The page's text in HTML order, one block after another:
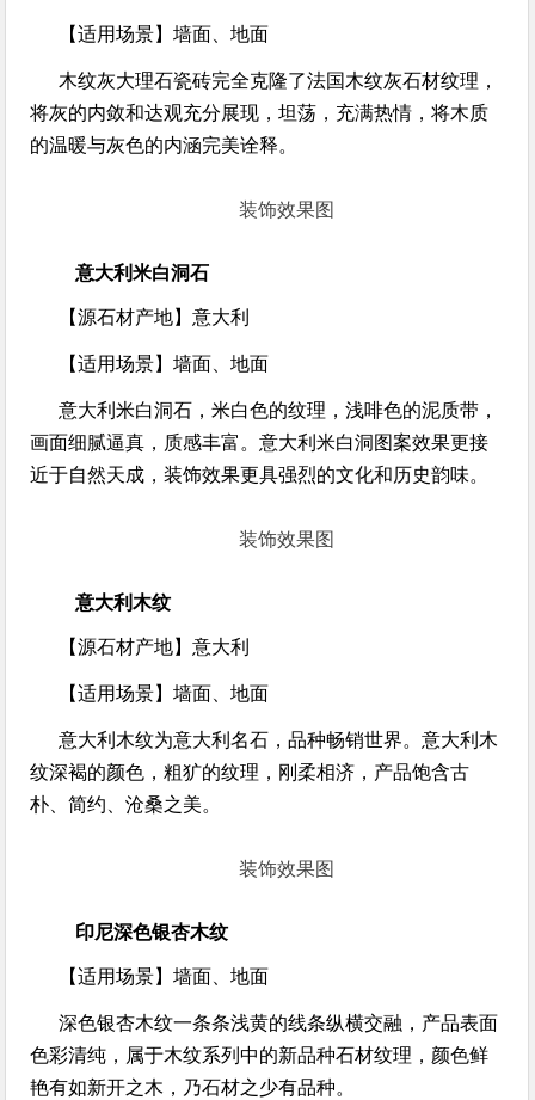
【适用场景】墙面、地面
木纹灰大理石瓷砖完全克隆了法国木纹灰石材纹理，
将灰的内敛和达观充分展现，坦荡，充满热情，将木质
的温暖与灰色的内涵完美诠释。
装饰效果图
意大利米白洞石
【源石材产地】意大利
【适用场景】墙面、地面
意大利米白洞石，米白色的纹理，浅啡色的泥质带，
画面细腻逼真，质感丰富。意大利米白洞图案效果更接
近于自然天成，装饰效果更具强烈的文化和历史韵味。
装饰效果图
意大利木纹
【源石材产地】意大利
【适用场景】墙面、地面
意大利木纹为意大利名石，品种畅销世界。意大利木
纹深褐的颜色，粗犷的纹理，刚柔相济，产品饱含古
朴、简约、沧桑之美。
装饰效果图
印尼深色银杏木纹
【适用场景】墙面、地面
深色银杏木纹一条条浅黄的线条纵横交融，产品表面
色彩清纯，属于木纹系列中的新品种石材纹理，颜色鲜
艳有如新开之木，乃石材之少有品种。